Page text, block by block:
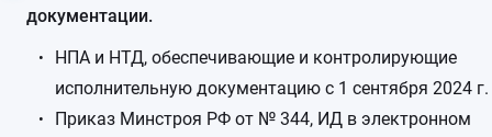
документации.
НПА и НТД, обеспечивающие и контролирующие
исполнительную документацию с 1 сентября 2024 г.
Приказ Минстроя РФ от № 344, ИД в электронном